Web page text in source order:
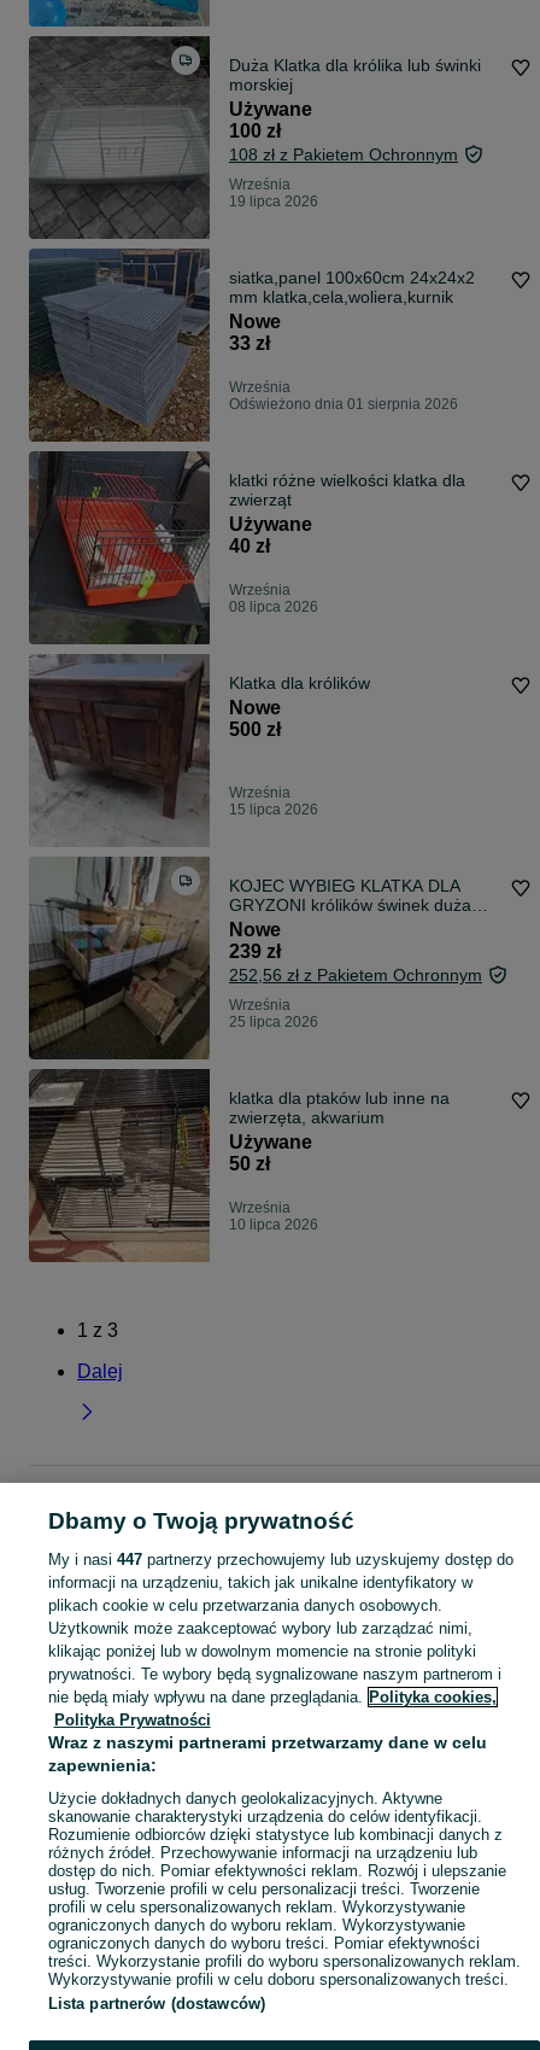
Duża Klatka dla królika lub świnki
morskiej
Używane
100 zł
108 zł z Pakietem Ochronnym
Września
19 lipca 2026
siatka,panel 100x60cm 24x24x2
mm klatka,cela,woliera,kurnik
Nowe
33 zł
Września
Odświeżono dnia 01 sierpnia 2026
klatki różne wielkości klatka dla
zwierząt
Używane
40 zł
Września
08 lipca 2026
Klatka dla królików
Nowe
500 zł
Września
15 lipca 2026
KOJEC WYBIEG KLATKA DLA
GRYZONI królików świnek duża
dwa poziomy
Nowe
239 zł
252,56 zł z Pakietem Ochronnym
Września
25 lipca 2026
klatka dla ptaków lub inne na
zwierzęta, akwarium
Używane
50 zł
Września
10 lipca 2026
1 z 3
Dalej
królików
Klatki i kojce Klatki i kojce - Wielkopolskie
KATEGORIA
Zobacz
Mapa kategorii
Mapa miejscowości
Mapa ministron
Popularne wyszukiwania
Dbamy o Twoją prywatność
My i nasi 447partnerzy przechowujemy lub uzyskujemy dostęp do
informacji na urządzeniu, takich jak unikalne identyfikatory w
plikach cookie w celu przetwarzania danych osobowych.
Użytkownik może zaakceptować wybory lub zarządzać nimi,
klikając poniżej lub w dowolnym momencie na stronie polityki
prywatności. Te wybory będą sygnalizowane naszym partnerom i
nie będą miały wpływu na dane przeglądania. Polityka cookies,
Polityka Prywatności
Wraz z naszymi partnerami przetwarzamy dane w celu
zapewnienia:
Użycie dokładnych danych geolokalizacyjnych. Aktywne
skanowanie charakterystyki urządzenia do celów identyfikacji.
Rozumienie odbiorców dzięki statystyce lub kombinacji danych z
różnych źródeł. Przechowywanie informacji na urządzeniu lub
dostęp do nich. Pomiar efektywności reklam. Rozwój i ulepszanie
usług. Tworzenie profili w celu personalizacji treści. Tworzenie
profili w celu spersonalizowanych reklam. Wykorzystywanie
ograniczonych danych do wyboru reklam. Wykorzystywanie
ograniczonych danych do wyboru treści. Pomiar efektywności
treści. Wykorzystanie profili do wyboru spersonalizowanych reklam.
Wykorzystywanie profili w celu doboru spersonalizowanych treści.
Lista partnerów (dostawców)